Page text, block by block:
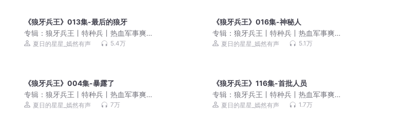
《狼牙兵王》013集-最后的狼牙
专辑：狼牙兵王丨特种兵丨热血军事爽
文丨雇佣兵丨战争幻想丨多人有声剧
夏日的星星_嫣然有声 5.4万
《狼牙兵王》016集-神秘人
专辑：狼牙兵王丨特种兵丨热血军事爽
文丨雇佣兵丨战争幻想丨多人有声剧
夏日的星星_嫣然有声 5.1万
《狼牙兵王》004集-暴露了
专辑：狼牙兵王丨特种兵丨热血军事爽
文丨雇佣兵丨战争幻想丨多人有声剧
夏日的星星_嫣然有声 7万
《狼牙兵王》116集-首批人员
专辑：狼牙兵王丨特种兵丨热血军事爽
文丨雇佣兵丨战争幻想丨多人有声剧
夏日的星星_嫣然有声 1.7万